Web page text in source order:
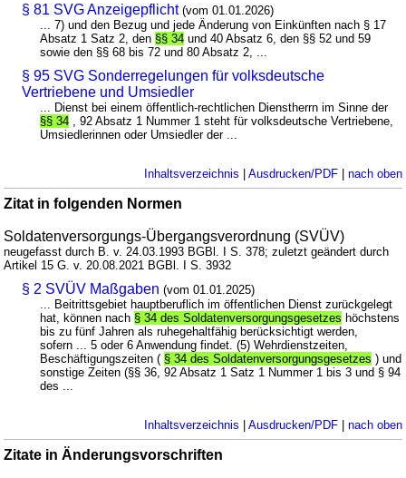
§ 81 SVG Anzeigepflicht (vom 01.01.2026)
... 7) und den Bezug und jede Änderung von Einkünften nach § 17
Absatz 1 Satz 2, den §§ 34 und 40 Absatz 6, den §§ 52 und 59
sowie den §§ 68 bis 72 und 80 Absatz 2, ...
§ 95 SVG Sonderregelungen für volksdeutsche
Vertriebene und Umsiedler
... Dienst bei einem öffentlich-rechtlichen Dienstherrn im Sinne der
§§ 34 , 92 Absatz 1 Nummer 1 steht für volksdeutsche Vertriebene,
Umsiedlerinnen oder Umsiedler der ...
Inhaltsverzeichnis | Ausdrucken/PDF| nach oben
Zitat in folgenden Normen
Soldatenversorgungs-Übergangsverordnung (SVÜV)
neugefasst durch B. v. 24.03.1993 BGBl. I S. 378; zuletzt geändert durch
Artikel 15 G. v. 20.08.2021 BGBl. I S. 3932
§ 2 SVÜV Maßgaben (vom 01.01.2025)
... Beitrittsgebiet hauptberuflich im öffentlichen Dienst zurückgelegt
hat, können nach § 34 des Soldatenversorgungsgesetzes höchstens
bis zu fünf Jahren als ruhegehaltfähig berücksichtigt werden,
sofern ... 5 oder 6 Anwendung findet. (5) Wehrdienstzeiten,
Beschäftigungszeiten ( § 34 des Soldatenversorgungsgesetzes ) und
sonstige Zeiten (§§ 36, 92 Absatz 1 Satz 1 Nummer 1 bis 3 und § 94
des ...
Inhaltsverzeichnis | Ausdrucken/PDF| nach oben
Zitate in Änderungsvorschriften